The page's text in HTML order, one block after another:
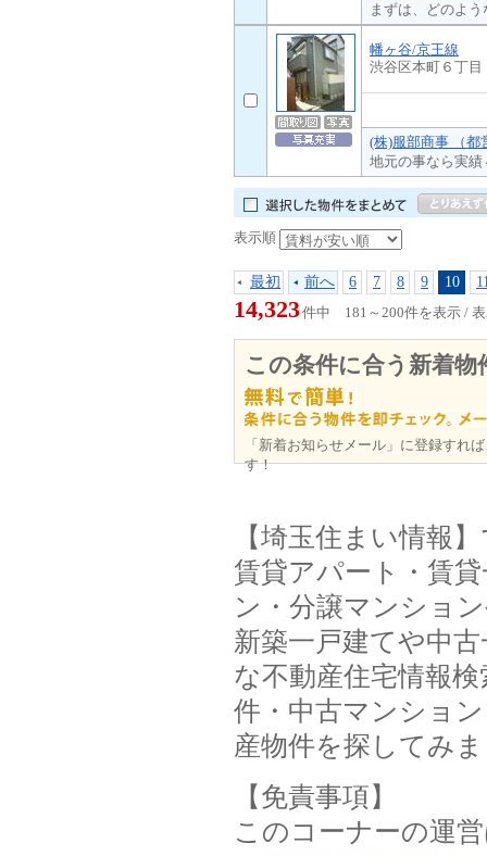
まずは、どのよ
幡ヶ谷/京王線
渋谷区本町６丁目
(株)服部商事 （都
地元の事なら実
表示順
最初 前へ 6 7 8 9 10
14,323件中 181～200件を表示 /
この条件に合う新着
「新着お知らせメール」に登録すれ
す！
【埼玉住まい情報
賃貸アパート・賃
ン・分譲マンショ
新築一戸建てや中
な不動産住宅情報
件・中古マンショ
産物件を探してみ
【免責事項】
このコーナーの運